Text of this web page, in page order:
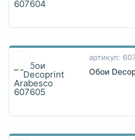
артикул:
Обои